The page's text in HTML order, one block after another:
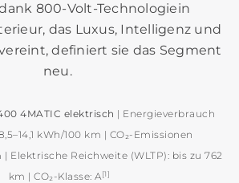
800‑Volt‑Technologiein
das Luxus, Intelligenz und
definiert sie das Segment
neu.
4MATIC elektrisch | Energieverbrauch
kWh/100 km | CO₂‑Emissionen
Elektrische Reichweite (WLTP): bis zu 762
km | CO₂‑Klasse: A[1]